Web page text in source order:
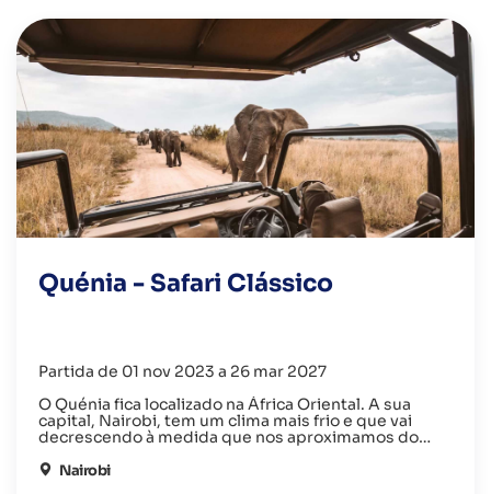
Quénia - Safari Clássico
Partida de 01 nov 2023 a 26 mar 2027
O Quénia fica localizado na África Oriental. A sua
capital, Nairobi, tem um clima mais frio e que vai
decrescendo à medida que nos aproximamos do
vida selvagem onde pode realizar um safari para
Nairobi